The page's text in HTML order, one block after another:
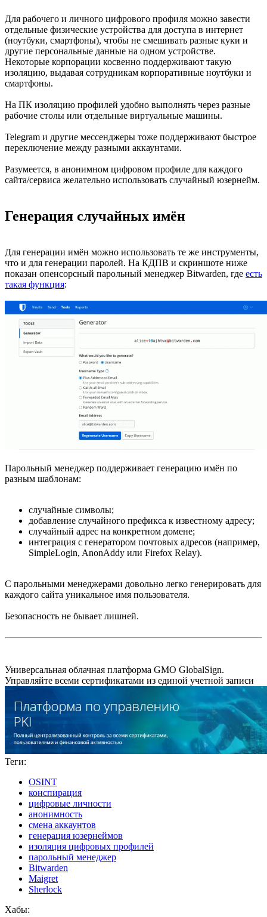
Для рабочего и личного цифрового профиля можно завести
отдельные физические устройства для доступа в интернет
(ноутбуки, смартфоны), чтобы не смешивать разные куки и
другие персональные данные на одном устройстве.
Некоторые корпорации косвенно поддерживают такую
изоляцию, выдавая сотрудникам корпоративные ноутбуки и
смартфоны.
На ПК изоляцию профилей удобно выполнять через разные
рабочие столы или отдельные виртуальные машины.
Telegram и другие мессенджеры тоже поддерживают быстрое
переключение между разными аккаунтами.
Разумеется, в анонимном цифровом профиле для каждого
сайта/сервиса желательно использовать случайный юзернейм.
Генерация случайных имён
Для генерации имён можно использовать те же инструменты,
что и для генерации паролей. На КДПВ и скриншоте ниже
показан опенсорсный парольный менеджер Bitwarden, где есть
такая функция:
Парольный менеджер поддерживает генерацию имён по
разным шаблонам:
случайные символы;
добавление случайного префикса к известному адресу;
случайный адрес на конкретном домене;
интеграция с генератором почтовых адресов (например,
SimpleLogin, AnonAddy или Firefox Relay).
С парольными менеджерами довольно легко генерировать для
каждого сайта уникальное имя пользователя.
Безопасность не бывает лишней.
Универсальная облачная платформа GMO GlobalSign.
Управляйте всеми сертификатами из единой учетной записи
Теги:
OSINT
конспирация
цифровые личности
анонимность
смена аккаунтов
генерация юзернеймов
изоляция цифровых профилей
парольный менеджер
Bitwarden
Maigret
Sherlock
Хабы: